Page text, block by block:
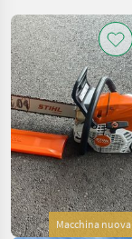
Macchina nuova